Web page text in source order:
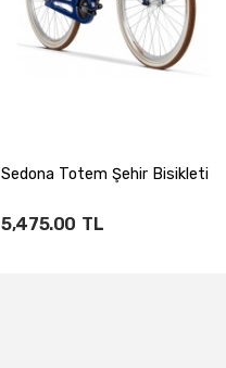
Sedona Totem Şehir Bisikleti
5,475.00 TL